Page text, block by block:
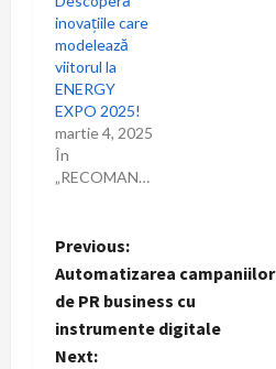
inovațiile care
modelează
viitorul la
ENERGY
EXPO 2025!
martie 4, 2025
În
„RECOMANDARI”
P
o
s
Previous:
Automatizarea campaniilor
de PR business cu
instrumente digitale
Next: